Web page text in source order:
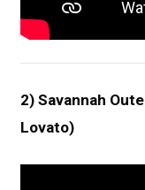
2) Savannah
Lovato)